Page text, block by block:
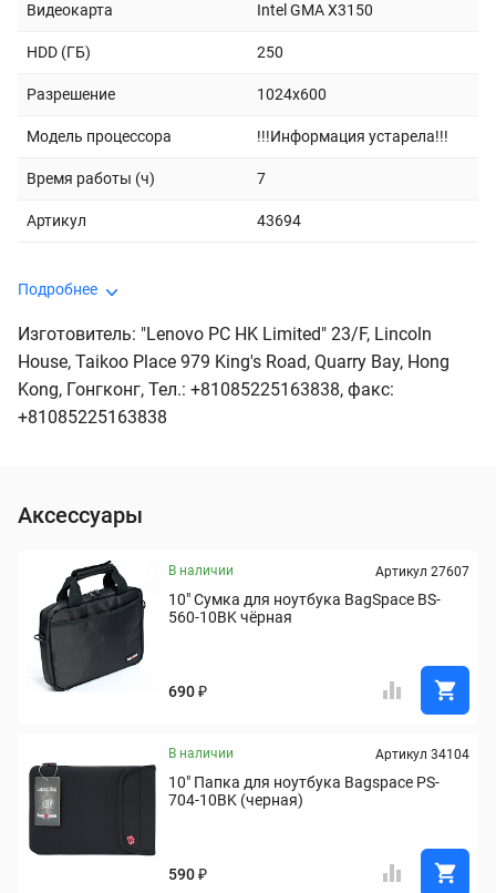
Видеокарта Intel GMA X3150
HDD (ГБ) 250
Разрешение 1024x600
Модель процессора !!!Информация устарела!!!
Время работы (ч) 7
Артикул 43694
Подробнее
Изготовитель: "Lenovo PC HK Limited" 23/F, Lincoln
House, Taikoo Place 979 King's Road, Quarry Bay, Hong
Kong, Гонгконг, Тел.: +81085225163838, факс:
+81085225163838
Аксессуары
В наличии Артикул 27607
10" Сумка для ноутбука BagSpace BS-
560-10BK чёрная
690 ₽
В наличии Артикул 34104
10" Папка для ноутбука Bagspace PS-
704-10BK (черная)
590 ₽